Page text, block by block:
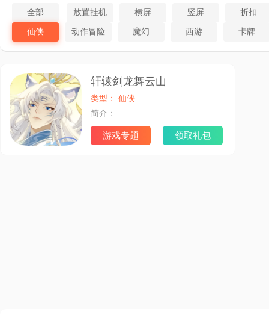
全部 放置挂机 横屏 竖屏 折扣
仙侠 动作冒险 魔幻 西游 卡牌
轩辕剑龙舞云山
类型： 仙侠
简介：
游戏专题 领取礼包